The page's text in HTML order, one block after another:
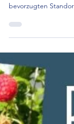
Praktisches für Stadt
bevorzugten